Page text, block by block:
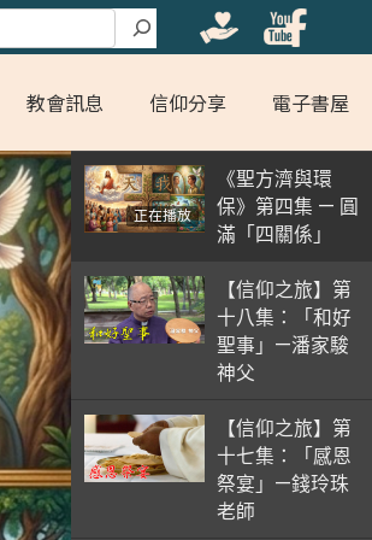
教會訊息 信仰分享 電子書屋
正在播放
《聖方濟與環
保》第四集 — 圓
滿「四關係」
【信仰之旅】第
十八集：「和好
聖事」—潘家駿
神父
【信仰之旅】第
十七集：「感恩
祭宴」—錢玲珠
老師